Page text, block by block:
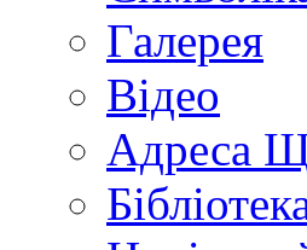
Галерея
Відео
Адреса